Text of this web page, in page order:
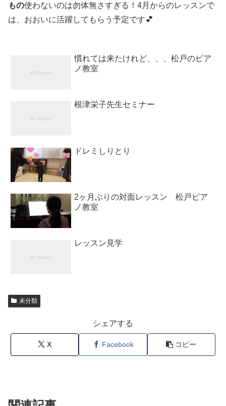
もの使わないのは勿体無さすぎる！4月からのレッスンで
は、おおいに活躍してもらう予定です💕
慣れては来たけれど、、、松戸のピア
ノ教室
根津栄子先生セミナー
ドレミしりとり
2ヶ月ぶりの対面レッスン 松戸ピア
ノ教室
レッスン見学
未分類
シェアする
X Facebook コピー